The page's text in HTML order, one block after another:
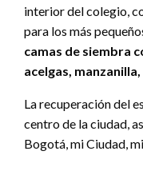
interior del colegio,
para los más
camas de siembra
acelgas,
La recuperación del
centro de la ciudad,
Bogotá, mi Ciudad,